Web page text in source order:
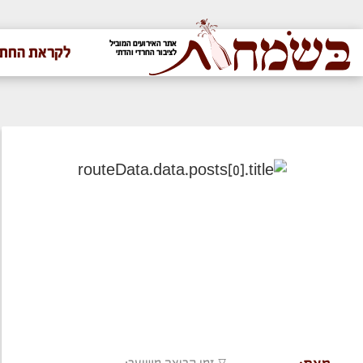
אתר האירועים המוביל
לציבור החרדי והדתי
לקראת